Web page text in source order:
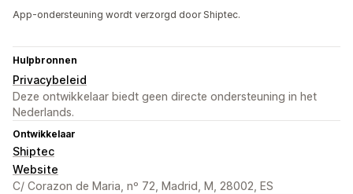
App-ondersteuning wordt verzorgd door Shiptec.
Hulpbronnen
Privacybeleid
Deze ontwikkelaar biedt geen directe ondersteuning in het
Nederlands.
Ontwikkelaar
Shiptec
Website
C/ Corazon de Maria, nº 72, Madrid, M, 28002, ES